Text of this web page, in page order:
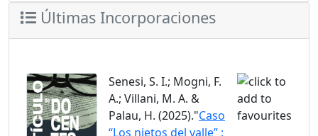
Últimas Incorporaciones
Senesi, S. I.; Mogni, F.
A.; Villani, M. A. &
Palau, H. (2025)."Caso
“Los nietos del valle” :